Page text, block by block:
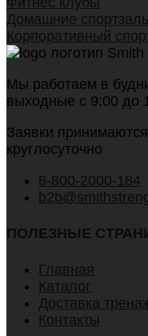
Домашние
Корпоративный
Мы работаем в
выходные с 9:00 до
Заявки
круглосуточно
8-800-2000-184
ПОЛЕЗНЫЕ
Главная
Каталог
Доставка
Контакты